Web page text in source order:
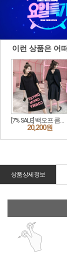
상품상세정보